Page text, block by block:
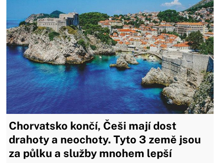
Chorvatsko končí, Češi mají dost
drahoty a neochoty. Tyto 3 země jsou
za půlku a služby mnohem lepší